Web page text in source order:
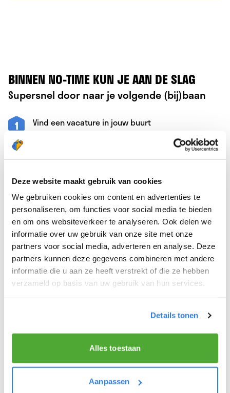
Deze website maakt gebruik van cookies
We gebruiken cookies om content en advertenties te
personaliseren, om functies voor social media te bieden
en om ons websiteverkeer te analyseren. Ook delen we
informatie over uw gebruik van onze site met onze
partners voor social media, adverteren en analyse. Deze
partners kunnen deze gegevens combineren met andere
informatie die u aan ze heeft verstrekt of die ze hebben
verzameld op basis van uw gebruik van hun services.
Details tonen
Alles toestaan
Aanpassen
BINNEN NO-TIME KUN JE AAN DE SLAG
Supersnel door naar je volgende (bij)baan
1
Vind een vacature in jouw buurt
2 Verstuur je gegevens
3 Kennismaking
4 Freelance overeenkomst